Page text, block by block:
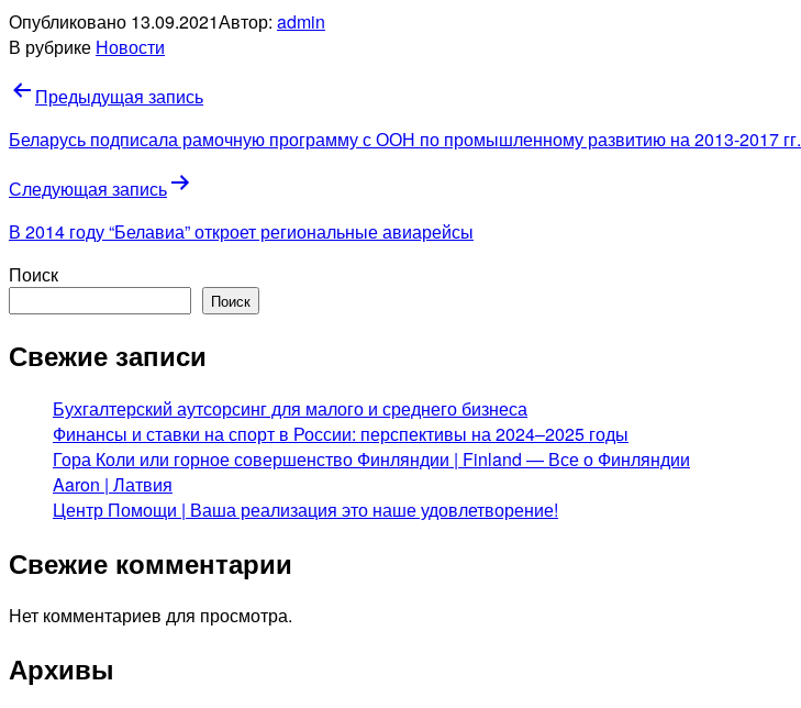
Опубликовано 13.09.2021Автор: admin
В рубрике Новости
Навигация
по
Предыдущая запись
Беларусь подписала рамочную программу с ООН по промышленному развитию на 2013-2017 гг.
Следующая запись
В 2014 году “Белавиа” откроет региональные авиарейсы
Поиск
Поиск
Свежие записи
Бухгалтерский аутсорсинг для малого и среднего бизнеса
Финансы и ставки на спорт в России: перспективы на 2024–2025 годы
Гора Коли или горное совершенство Финляндии | Finland — Все о Финляндии
Aaron | Латвия
Центр Помощи | Ваша реализация это наше удовлетворение!
Свежие комментарии
Нет комментариев для просмотра.
Архивы